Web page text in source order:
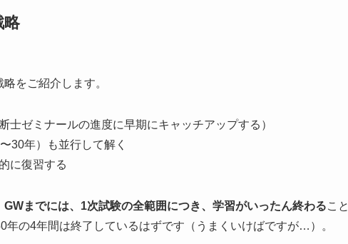
略
をご紹介します。
士ゼミナールの進度に早期にキャッチアップする）
30年）も並行して解く
に復習する
GWまでには、1次試験の全範囲につき、学習がいったん終わること
の4年間は終了しているはずです（うまくいけばですが…）。